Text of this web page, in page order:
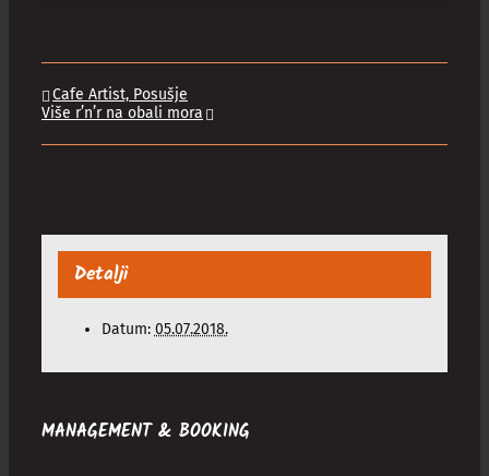
Cafe Artist, Posušje
Više r’n’r na obali mora
Detalji
Datum: 05.07.2018.
MANAGEMENT & BOOKING